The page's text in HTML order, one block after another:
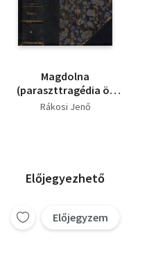
Magdolna
(paraszttragédia öt
felvonásban) (I.kiadás)
Rákosi Jenő
Előjegyezhető
Előjegyzem